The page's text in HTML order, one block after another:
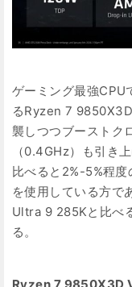
ゲーミング最強
るRyzen 7
襲しつつブーストク
（0.4GHz）も引き
比べると2%-5%程
を使用している方で
Ultra 9 285Kと比べ
る。
Ryzen 7 9850X3D